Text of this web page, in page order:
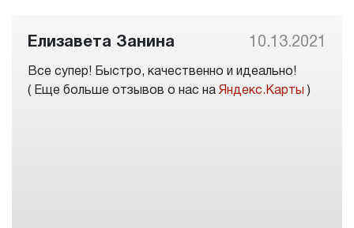
Елизавета Занина 10.13.2021
Все супер! Быстро, качественно и идеально!
( Еще больше отзывов о нас на Яндекс.Карты )